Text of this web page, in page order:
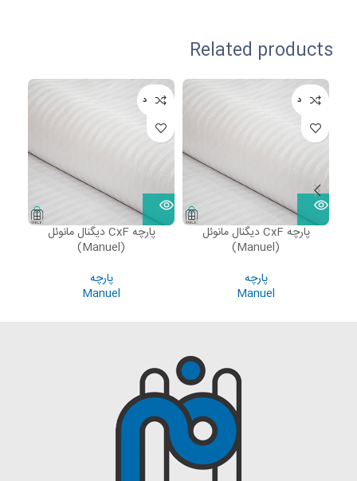
Related products
ناموجود
پارچه CxF دیگنال مانوئل
(Manuel)
پارچه
Manuel
ناموجود
پارچه CxF دیگنال مانوئل
(Manuel)
پارچه
Manuel